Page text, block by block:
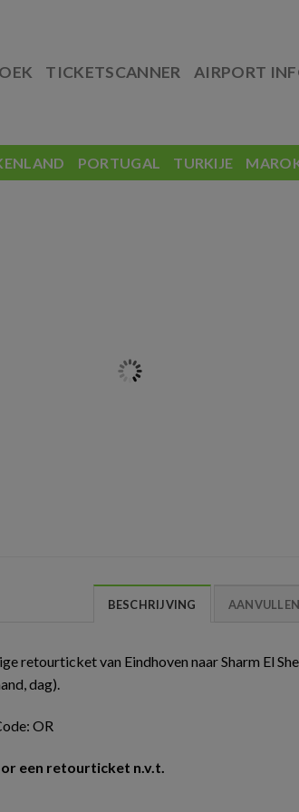
TICKETSCANNER AIRPORT
PORTUGAL TURKIJE
BESCHRIJVING
retourticket van Eindhoven naar Sharm El
dag).
OR
een retourticket n.v.t.